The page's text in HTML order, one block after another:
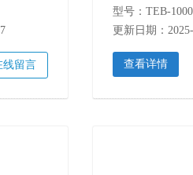
线留言
型号：TEB-
更新日期：
查看详情